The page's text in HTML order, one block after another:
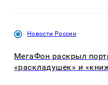
Новости России
МегаФон раскрыл
«раскладушек» и